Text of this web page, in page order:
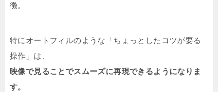
徴。
特にオートフィルのような「ちょっとしたコツが要る
操作」は、
映像で見ることでスムーズに再現できるようになりま
す。